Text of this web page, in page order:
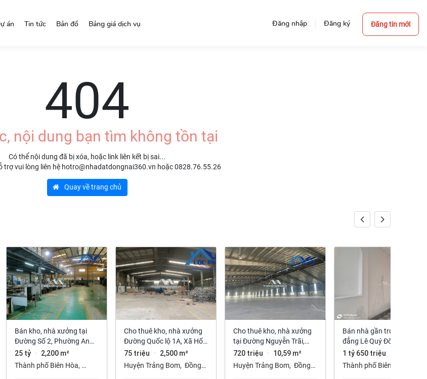
Đăng nhập Đăng ký Đăng tin mới
án Tin tức Bản đồ Bảng giá dịch vụ
404
nội dung bạn tìm không tồn tại
Có thể nội dung đã bị xóa, hoặc link liên kết bị sai...
trợ vui lòng liên hệ hotro@nhadatdongnai360.vn hoặc 0828.76.55.26
Quay về trang chủ
Bán kho, nhà xưởng tại
Đường Số 2, Phường An
Bình, Thành phố Biên Hòa,
Đồng Nai giá 25 tỷ
25 tỷ · 2,200 m²
Thành phố Biên Hòa,
Cho thuê kho, nhà xưởng
Đường Quốc lộ 1A, Xã Hố
Nai 3, Trảng Bom, Đồng
Nai giá 75 Triệu
75 triệu · 2,500 m²
Huyện Trảng Bom, Đồng
Cho thuê kho, nhà xưởng
tại Đường Nguyễn Trãi,
Trảng Bom, Trảng Bom,
Đồng Nai giá 720 Triệu
720 triệu · 10,59 m²
Huyện Trảng Bom, Đồng
Bán nhà gần trường cao
đẳng Lê Quý Đôn phường
Long Hưng Đồng Nai
1 tỷ 650 triệu
Thành phố Biên Hòa